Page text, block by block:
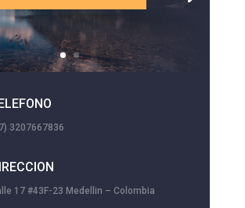
3207667836
17 #43F-23 Medellin – Colombia